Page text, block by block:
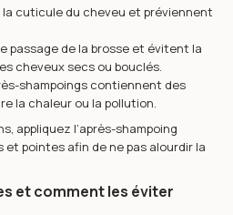
cuticule du cheveu et préviennent
passage de la brosse et évitent la
cheveux secs ou bouclés.
shampoings contiennent des
la chaleur ou la pollution.
appliquez l’après-shampoing
pointes afin de ne pas alourdir la
et comment les éviter